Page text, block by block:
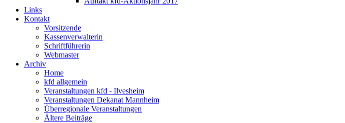
Links
Kontakt
Vorsitzende
Kassenverwalterin
Schriftführerin
Webmaster
Archiv
Home
kfd allgemein
Veranstaltungen kfd - Ilvesheim
Veranstaltungen Dekanat Mannheim
Überregionale Veranstaltungen
Ältere Beiträge